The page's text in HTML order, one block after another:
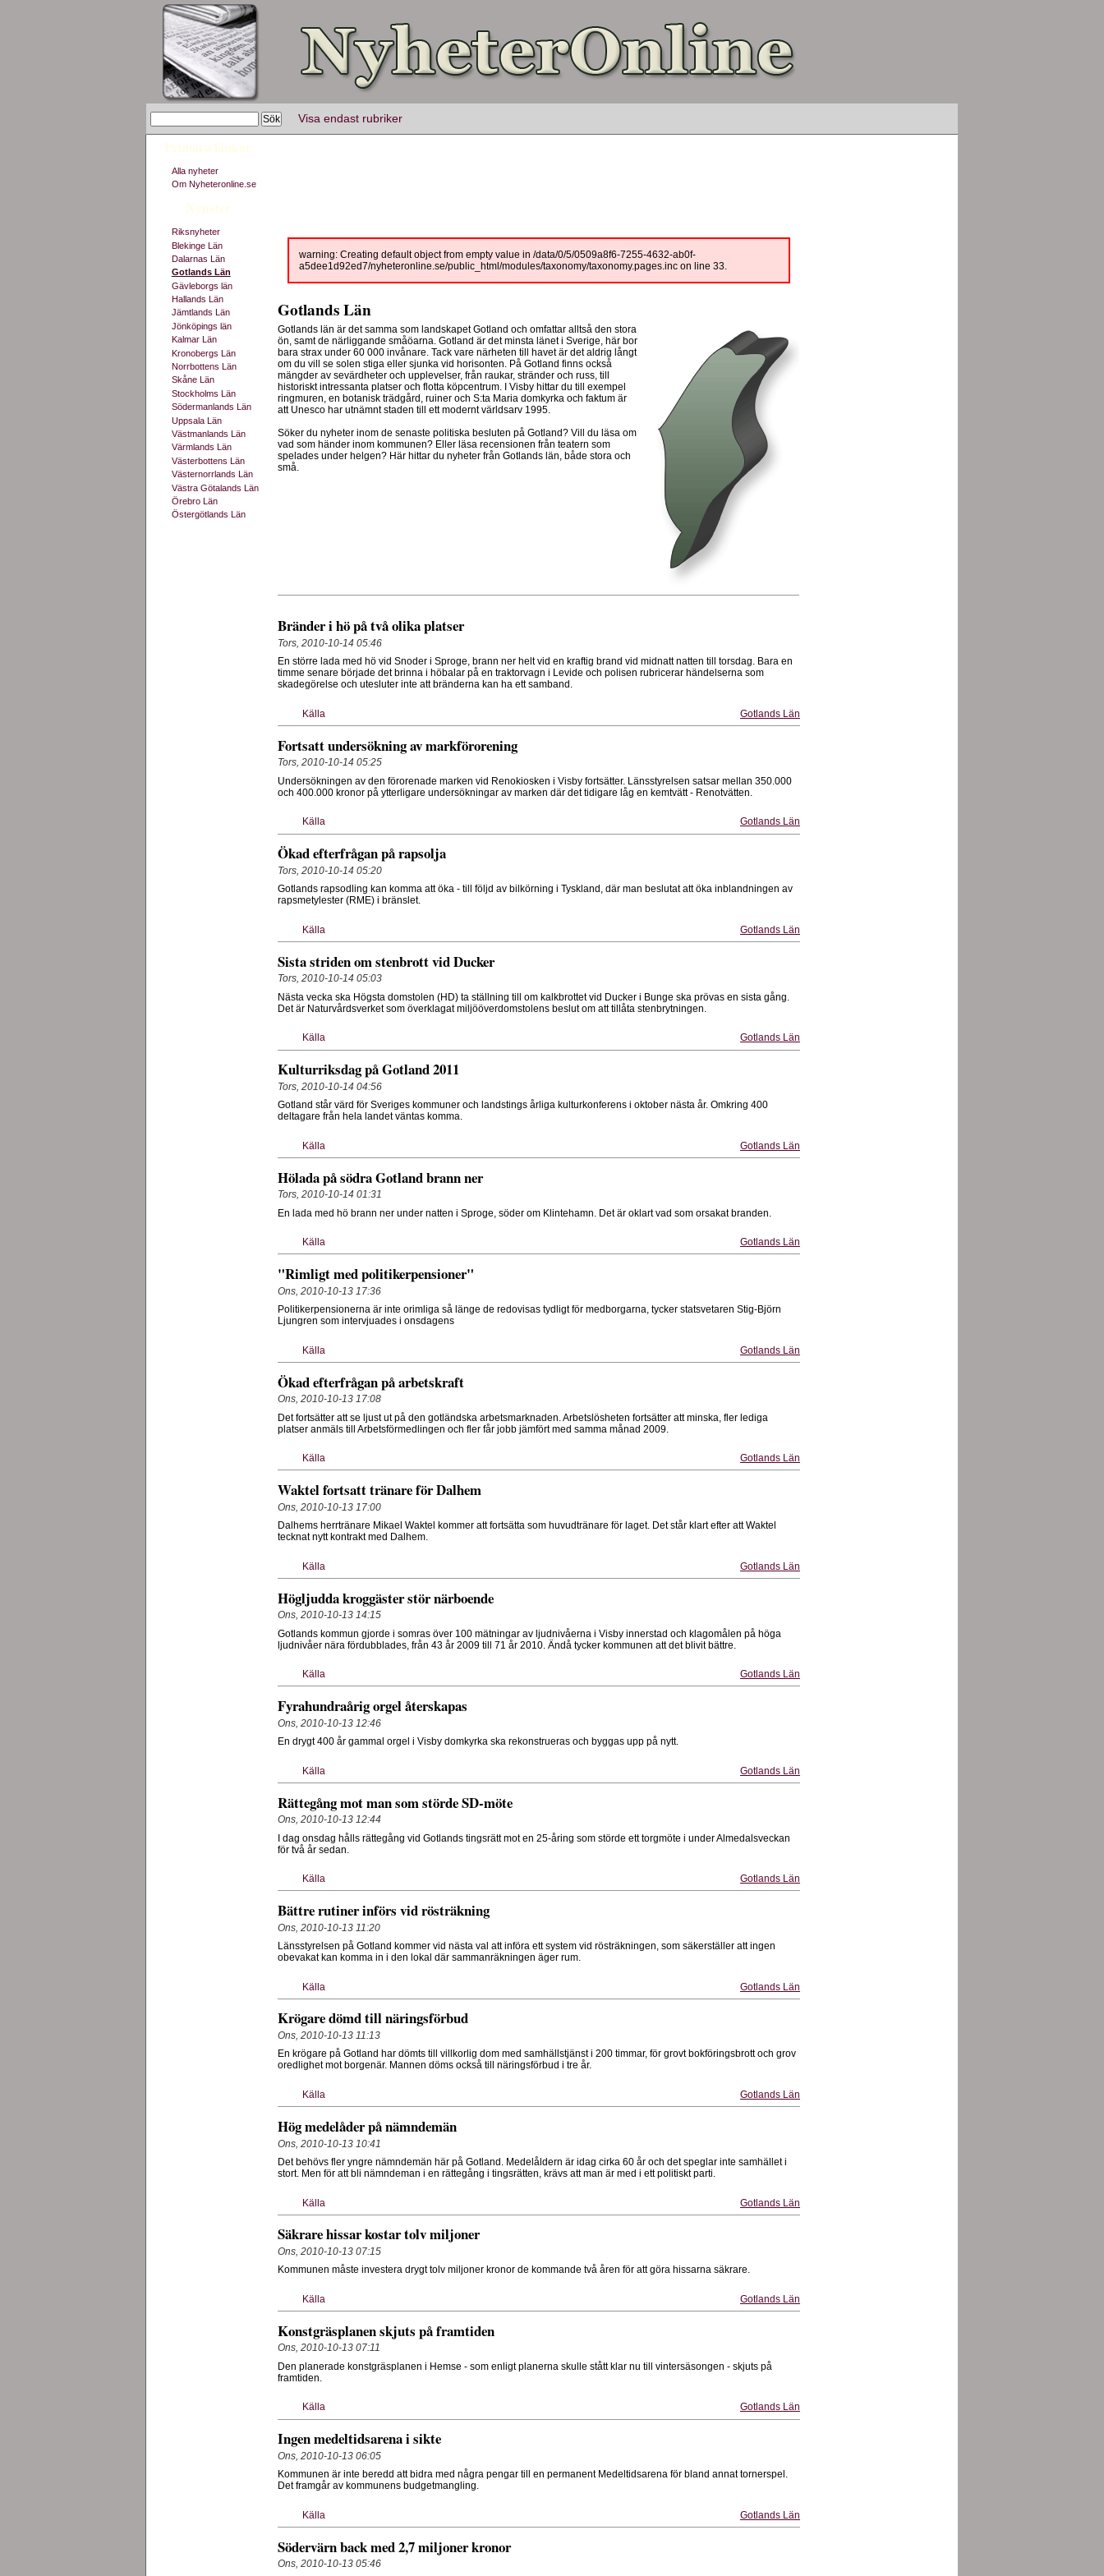
Visa endast rubriker
Primära länkar
Alla nyheter
Om Nyheteronline.se
Nyheter
Riksnyheter
Blekinge Län
Dalarnas Län
Gotlands Län
Gävleborgs län
Hallands Län
Jämtlands Län
Jönköpings län
Kalmar Län
Kronobergs Län
Norrbottens Län
Skåne Län
Stockholms Län
Södermanlands Län
Uppsala Län
Västmanlands Län
Värmlands Län
Västerbottens Län
Västernorrlands Län
Västra Götalands Län
Örebro Län
Östergötlands Län
warning: Creating default object from empty value in /data/0/5/0509a8f6-7255-4632-ab0f-
a5dee1d92ed7/nyheteronline.se/public_html/modules/taxonomy/taxonomy.pages.inc on line 33.
Gotlands Län
Gotlands län är det samma som landskapet Gotland och omfattar alltså den stora
ön, samt de närliggande småöarna. Gotland är det minsta länet i Sverige, här bor
bara strax under 60 000 invånare. Tack vare närheten till havet är det aldrig långt
om du vill se solen stiga eller sjunka vid horisonten. På Gotland finns också
mängder av sevärdheter och upplevelser, från raukar, stränder och russ, till
historiskt intressanta platser och flotta köpcentrum. I Visby hittar du till exempel
ringmuren, en botanisk trädgård, ruiner och S:ta Maria domkyrka och faktum är
att Unesco har utnämnt staden till ett modernt världsarv 1995.
Söker du nyheter inom de senaste politiska besluten på Gotland? Vill du läsa om
vad som händer inom kommunen? Eller läsa recensionen från teatern som
spelades under helgen? Här hittar du nyheter från Gotlands län, både stora och
små.
Bränder i hö på två olika platser
Tors, 2010-10-14 05:46
En större lada med hö vid Snoder i Sproge, brann ner helt vid en kraftig brand vid midnatt natten till torsdag. Bara en
timme senare började det brinna i höbalar på en traktorvagn i Levide och polisen rubricerar händelserna som
skadegörelse och utesluter inte att bränderna kan ha ett samband.
Källa Gotlands Län
Fortsatt undersökning av markförorening
Tors, 2010-10-14 05:25
Undersökningen av den förorenade marken vid Renokiosken i Visby fortsätter. Länsstyrelsen satsar mellan 350.000
och 400.000 kronor på ytterligare undersökningar av marken där det tidigare låg en kemtvätt - Renotvätten.
Källa Gotlands Län
Ökad efterfrågan på rapsolja
Tors, 2010-10-14 05:20
Gotlands rapsodling kan komma att öka - till följd av bilkörning i Tyskland, där man beslutat att öka inblandningen av
rapsmetylester (RME) i bränslet.
Källa Gotlands Län
Sista striden om stenbrott vid Ducker
Tors, 2010-10-14 05:03
Nästa vecka ska Högsta domstolen (HD) ta ställning till om kalkbrottet vid Ducker i Bunge ska prövas en sista gång.
Det är Naturvårdsverket som överklagat miljööverdomstolens beslut om att tillåta stenbrytningen.
Källa Gotlands Län
Kulturriksdag på Gotland 2011
Tors, 2010-10-14 04:56
Gotland står värd för Sveriges kommuner och landstings årliga kulturkonferens i oktober nästa år. Omkring 400
deltagare från hela landet väntas komma.
Källa Gotlands Län
Hölada på södra Gotland brann ner
Tors, 2010-10-14 01:31
En lada med hö brann ner under natten i Sproge, söder om Klintehamn. Det är oklart vad som orsakat branden.
Källa Gotlands Län
"Rimligt med politikerpensioner"
Ons, 2010-10-13 17:36
Politikerpensionerna är inte orimliga så länge de redovisas tydligt för medborgarna, tycker statsvetaren Stig-Björn
Ljungren som intervjuades i onsdagens
Källa Gotlands Län
Ökad efterfrågan på arbetskraft
Ons, 2010-10-13 17:08
Det fortsätter att se ljust ut på den gotländska arbetsmarknaden. Arbetslösheten fortsätter att minska, fler lediga
platser anmäls till Arbetsförmedlingen och fler får jobb jämfört med samma månad 2009.
Källa Gotlands Län
Waktel fortsatt tränare för Dalhem
Ons, 2010-10-13 17:00
Dalhems herrtränare Mikael Waktel kommer att fortsätta som huvudtränare för laget. Det står klart efter att Waktel
tecknat nytt kontrakt med Dalhem.
Källa Gotlands Län
Högljudda kroggäster stör närboende
Ons, 2010-10-13 14:15
Gotlands kommun gjorde i somras över 100 mätningar av ljudnivåerna i Visby innerstad och klagomålen på höga
ljudnivåer nära fördubblades, från 43 år 2009 till 71 år 2010. Ändå tycker kommunen att det blivit bättre.
Källa Gotlands Län
Fyrahundraårig orgel återskapas
Ons, 2010-10-13 12:46
En drygt 400 år gammal orgel i Visby domkyrka ska rekonstrueras och byggas upp på nytt.
Källa Gotlands Län
Rättegång mot man som störde SD-möte
Ons, 2010-10-13 12:44
I dag onsdag hålls rättegång vid Gotlands tingsrätt mot en 25-åring som störde ett torgmöte i under Almedalsveckan
för två år sedan.
Källa Gotlands Län
Bättre rutiner införs vid rösträkning
Ons, 2010-10-13 11:20
Länsstyrelsen på Gotland kommer vid nästa val att införa ett system vid rösträkningen, som säkerställer att ingen
obevakat kan komma in i den lokal där sammanräkningen äger rum.
Källa Gotlands Län
Krögare dömd till näringsförbud
Ons, 2010-10-13 11:13
En krögare på Gotland har dömts till villkorlig dom med samhällstjänst i 200 timmar, för grovt bokföringsbrott och grov
oredlighet mot borgenär. Mannen döms också till näringsförbud i tre år.
Källa Gotlands Län
Hög medelåder på nämndemän
Ons, 2010-10-13 10:41
Det behövs fler yngre nämndemän här på Gotland. Medelåldern är idag cirka 60 år och det speglar inte samhället i
stort. Men för att bli nämndeman i en rättegång i tingsrätten, krävs att man är med i ett politiskt parti.
Källa Gotlands Län
Säkrare hissar kostar tolv miljoner
Ons, 2010-10-13 07:15
Kommunen måste investera drygt tolv miljoner kronor de kommande två åren för att göra hissarna säkrare.
Källa Gotlands Län
Konstgräsplanen skjuts på framtiden
Ons, 2010-10-13 07:11
Den planerade konstgräsplanen i Hemse - som enligt planerna skulle stått klar nu till vintersäsongen - skjuts på
framtiden.
Källa Gotlands Län
Ingen medeltidsarena i sikte
Ons, 2010-10-13 06:05
Kommunen är inte beredd att bidra med några pengar till en permanent Medeltidsarena för bland annat tornerspel.
Det framgår av kommunens budgetmangling.
Källa Gotlands Län
Södervärn back med 2,7 miljoner kronor
Ons, 2010-10-13 05:46